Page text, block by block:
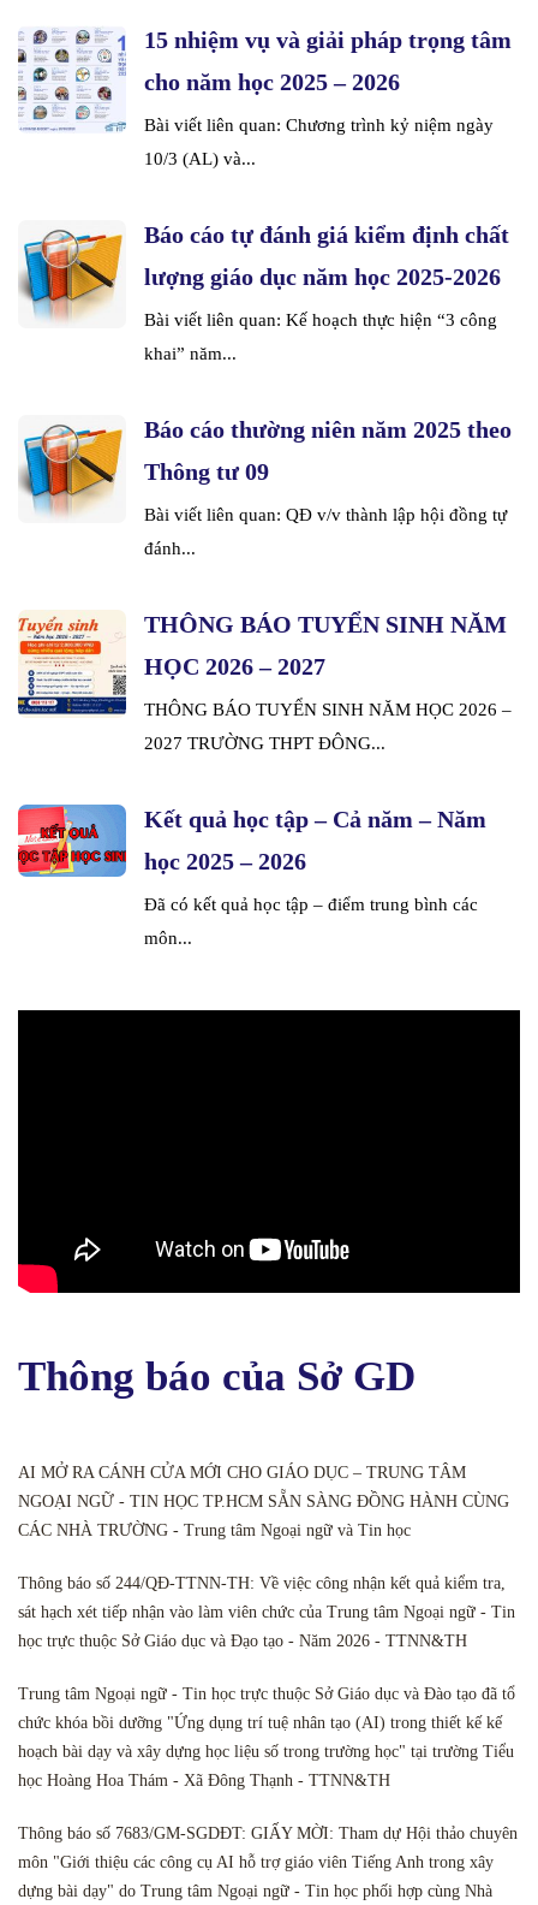
15 nhiệm vụ và giải pháp trọng tâm
cho năm học 2025 – 2026
Bài viết liên quan: Chương trình kỷ niệm ngày
10/3 (AL) và...
Báo cáo tự đánh giá kiểm định chất
lượng giáo dục năm học 2025-2026
Bài viết liên quan: Kế hoạch thực hiện “3 công
khai” năm...
Báo cáo thường niên năm 2025 theo
Thông tư 09
Bài viết liên quan: QĐ v/v thành lập hội đồng tự
đánh...
THÔNG BÁO TUYỂN SINH NĂM
HỌC 2026 – 2027
THÔNG BÁO TUYỂN SINH NĂM HỌC 2026 –
2027 TRƯỜNG THPT ĐÔNG...
Kết quả học tập – Cả năm – Năm
học 2025 – 2026
Đã có kết quả học tập – điểm trung bình các
môn...
Thông báo của Sở GD
AI MỞ RA CÁNH CỬA MỚI CHO GIÁO DỤC – TRUNG TÂM
NGOẠI NGỮ - TIN HỌC TP.HCM SẴN SÀNG ĐỒNG HÀNH CÙNG
CÁC NHÀ TRƯỜNG - Trung tâm Ngoại ngữ và Tin học
Thông báo số 244/QĐ-TTNN-TH: Về việc công nhận kết quả kiểm tra,
sát hạch xét tiếp nhận vào làm viên chức của Trung tâm Ngoại ngữ - Tin
học trực thuộc Sở Giáo dục và Đạo tạo - Năm 2026 - TTNN&TH
Trung tâm Ngoại ngữ - Tin học trực thuộc Sở Giáo dục và Đào tạo đã tổ
chức khóa bồi dưỡng "Ứng dụng trí tuệ nhân tạo (AI) trong thiết kế kế
hoạch bài dạy và xây dựng học liệu số trong trường học" tại trường Tiểu
học Hoàng Hoa Thám - Xã Đông Thạnh - TTNN&TH
Thông báo số 7683/GM-SGDĐT: GIẤY MỜI: Tham dự Hội thảo chuyên
môn "Giới thiệu các công cụ AI hỗ trợ giáo viên Tiếng Anh trong xây
dựng bài dạy" do Trung tâm Ngoại ngữ - Tin học phối hợp cùng Nhà